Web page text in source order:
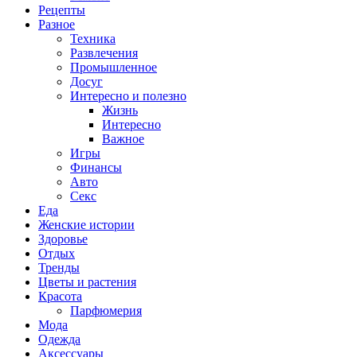
Рецепты
Разное
Техника
Развлечения
Промышленное
Досуг
Интересно и полезно
Жизнь
Интересно
Важное
Игры
Финансы
Авто
Секс
Еда
Женские истории
Здоровье
Отдых
Тренды
Цветы и растения
Красота
Парфюмерия
Мода
Одежда
Аксессуары